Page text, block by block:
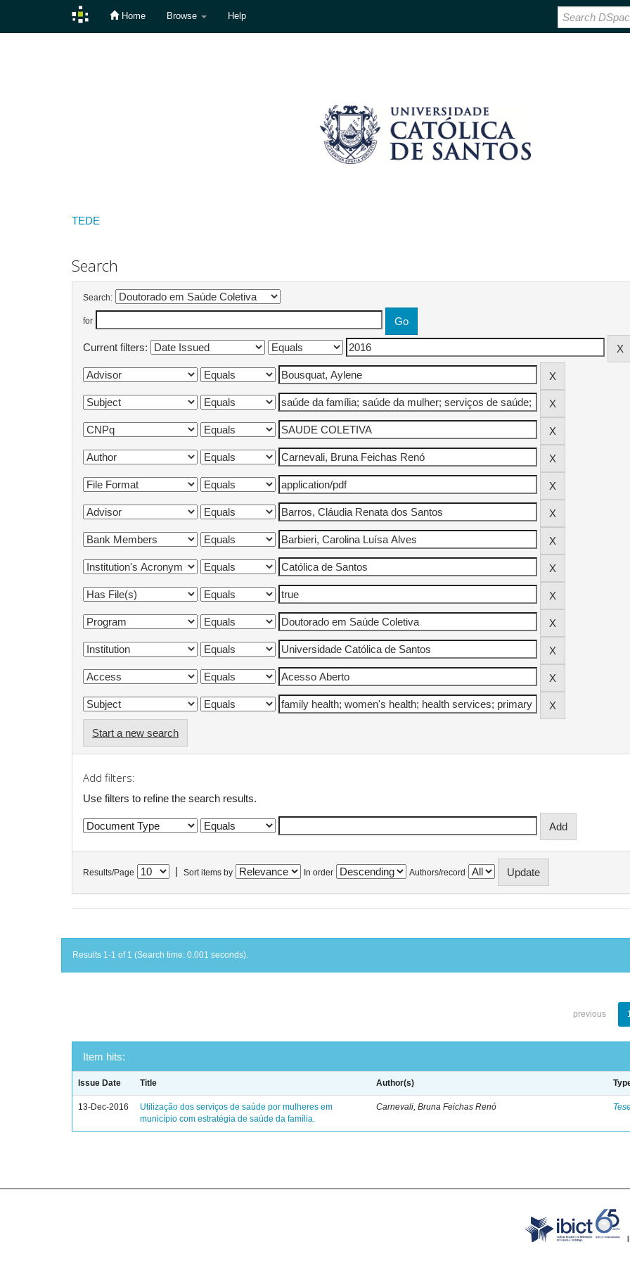
Home Browse Help
TEDE
Search
Search:
for
Current filters:
Start a new search
Add filters:
Use filters to refine the search results.
Results/Page Sort items by In order Authors/record
Results 1-1 of 1 (Search time: 0.001 seconds).
previous
Item hits:
Issue Date Title Author(s)
13-Dec-2016
Utilização dos serviços de saúde por mulheres em
município com estratégia de saúde da família.
Carnevali, Bruna Feichas Renó